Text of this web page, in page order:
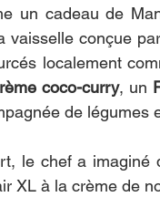
un cadeau de
vaisselle conçue
localement
coco-curry, un
de légumes
le chef a imaginé
XL à la crème de